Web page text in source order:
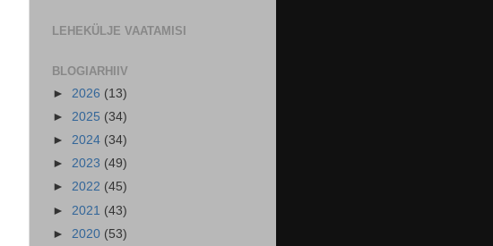
LEHEKÜLJE VAATAMISI
BLOGIARHIIV
► 2026 (13)
► 2025 (34)
► 2024 (34)
► 2023 (49)
► 2022 (45)
► 2021 (43)
► 2020 (53)